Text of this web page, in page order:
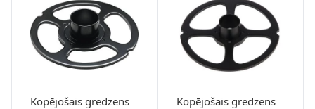
Kopējošais gredzens
Kopējošais gredzens